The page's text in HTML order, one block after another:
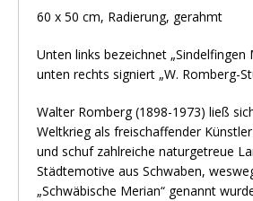
60 x 50 cm, Radierung, gerahmt
Unten links bezeichnet „Sindelfingen
unten rechts signiert „W. Romberg-
Walter Romberg (1898-1973) ließ
Weltkrieg als freischaffender
und schuf zahlreiche naturgetreue
Städtemotive aus Schwaben,
„Schwäbische Merian“ genannt